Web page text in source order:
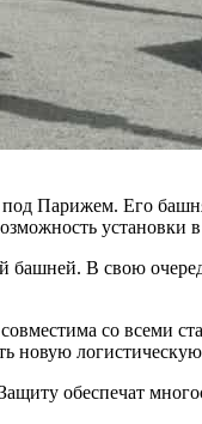
Парижем. Его
установки
В свою
со всеми
новую
обеспечат